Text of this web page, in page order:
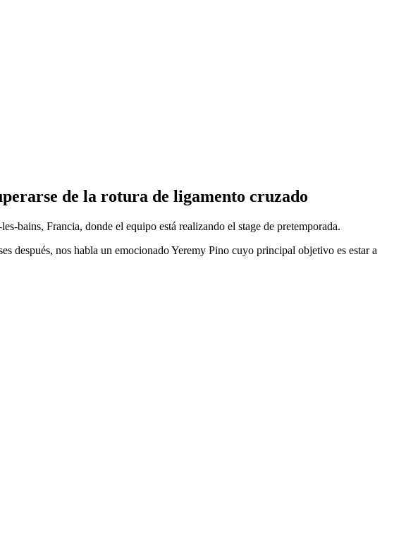
de la rotura de ligamento cruzado
bains, Francia, donde el equipo está realizando el stage de pretemporada.
después, nos habla un emocionado Yeremy Pino cuyo principal objetivo es estar a